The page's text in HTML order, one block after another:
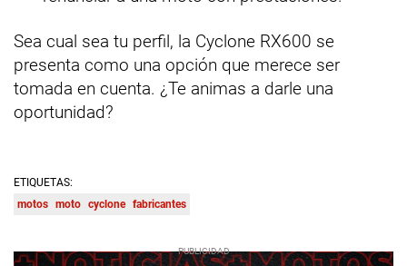
Sea cual sea tu perfil, la Cyclone RX600 se
presenta como una opción que merece ser
tomada en cuenta. ¿Te animas a darle una
oportunidad?
ETIQUETAS:
motos moto cyclone fabricantes